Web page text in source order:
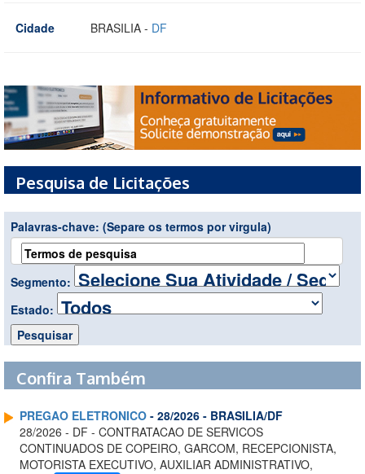
Cidade BRASILIA - DF
Pesquisa de Licitações
Palavras-chave: (Separe os termos por virgula)
Segmento:
Estado:
Confira Também
PREGAO ELETRONICO - 28/2026 - BRASILIA/DF
28/2026 - DF - CONTRATACAO DE SERVICOS
CONTINUADOS DE COPEIRO, GARCOM, RECEPCIONISTA,
MOTORISTA EXECUTIVO, AUXILIAR ADMINISTRATIVO,